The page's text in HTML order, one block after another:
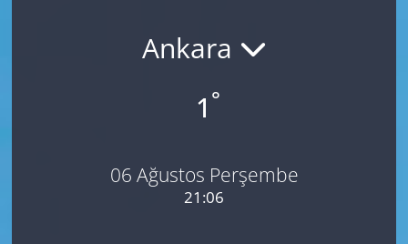
Ankara
1 °
06 Ağustos Perşembe
21:06
MAGAZİN